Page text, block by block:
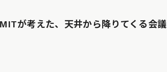
が考えた、天井から降りてくる会議